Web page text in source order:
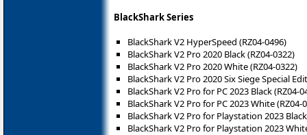
BlackShark Series
BlackShark V2 HyperSpeed (RZ04-0496)
BlackShark V2 Pro 2020 Black (RZ04-0322)
BlackShark V2 Pro 2020 White (RZ04-0322)
BlackShark V2 Pro 2020 Six Siege Special
BlackShark V2 Pro for PC 2023 Black (RZ04-
BlackShark V2 Pro for PC 2023 White (RZ04-
BlackShark V2 Pro for Playstation 2023
BlackShark V2 Pro for Playstation 2023